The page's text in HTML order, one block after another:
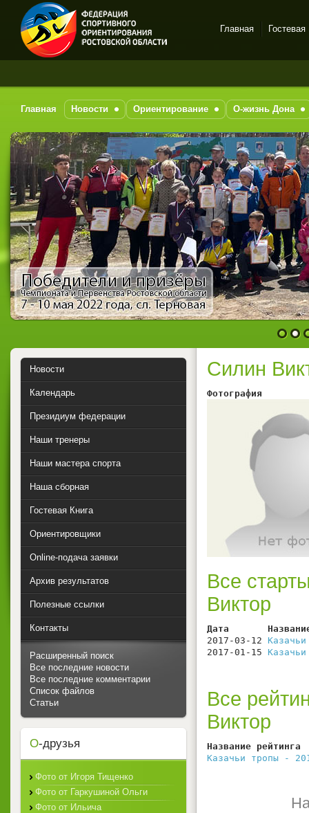
Спортивное
на-Дону
Главная Гостевая
Главная Новости Ориентирование О-жизнь Дона
1 2
Силин
Фотография
Все
Виктор
Дата
2017-03-12
2017-01-15
Все
Виктор
Название
Казачьи тропы -
Новости
Календарь
Президиум федерации
Наши тренеры
Наши мастера спорта
Наша сборная
Гостевая Книга
Ориентировщики
Online-подача заявки
Архив результатов
Полезные ссылки
Контакты
Расширенный поиск
Все последние новости
Все последние комментарии
Список файлов
Статьи
О-друзья
Фото от Игоря Тищенко
Фото от Гаркушиной Ольги
Фото от Ильича